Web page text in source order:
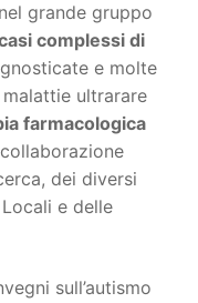
grande gruppo
complessi di
e molte
ultrarare
farmacologica
dei diversi
e delle
sull’autismo